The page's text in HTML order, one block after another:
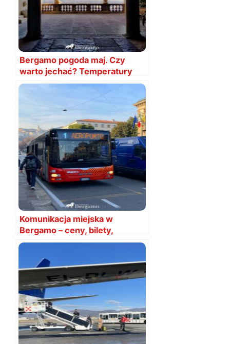
Bergamo pogoda maj. Czy
warto jechać? Temperatury
Komunikacja miejska w
Bergamo – ceny, bilety,
rozkłady 2026